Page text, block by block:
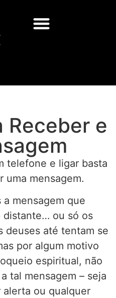
Receber e
telefone e ligar basta
uma mensagem.
a mensagem que
distante… ou só os
deuses até tentam se
por algum motivo
espiritual, não
tal mensagem – seja
alerta ou qualquer